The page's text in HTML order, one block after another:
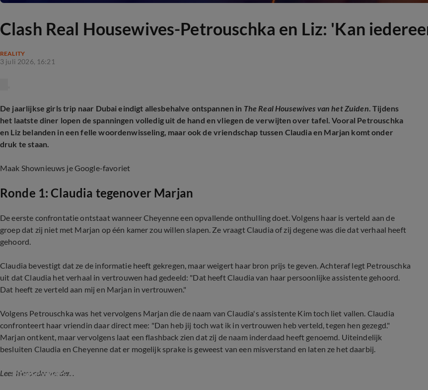
Clash Real Housewives-Petrouschka en Liz: 'Kan
REALITY
3 juli 2026, 16:21
De jaarlijkse girls trip naar Dubai eindigt allesbehalve ontspannen in The Real Housewives van het Zuiden. Tijdens
het laatste diner lopen de spanningen volledig uit de hand en vliegen de verwijten over tafel. Vooral Petrouschka
en Liz belanden in een felle woordenwisseling, maar ook de vriendschap tussen Claudia en Marjan komt onder
druk te staan.
Maak Shownieuws je Google-favoriet
Ronde 1: Claudia tegenover Marjan
De eerste confrontatie ontstaat wanneer Cheyenne een opvallende onthulling doet. Volgens haar is verteld aan de
groep dat zij niet met Marjan op één kamer zou willen slapen. Ze vraagt Claudia of zij degene was die dat verhaal heeft
gehoord.
Claudia bevestigt dat ze de informatie heeft gekregen, maar weigert haar bron prijs te geven. Achteraf legt Petrouschka
uit dat Claudia het verhaal in vertrouwen had gedeeld: "Dat heeft Claudia van haar persoonlijke assistente gehoord.
Dat heeft ze verteld aan mij en Marjan in vertrouwen."
Volgens Petrouschka was het vervolgens Marjan die de naam van Claudia's assistente Kim toch liet vallen. Claudia
confronteert haar vriendin daar direct mee: "Dan heb jij toch wat ik in vertrouwen heb verteld, tegen hen gezegd."
Marjan ontkent, maar vervolgens laat een flashback zien dat zij de naam inderdaad heeft genoemd. Uiteindelijk
besluiten Claudia en Cheyenne dat er mogelijk sprake is geweest van een misverstand en laten ze het daarbij.
Lees hieronder verder...
Housewives van het Zuiden over nieuwkomer Claudia Brugman